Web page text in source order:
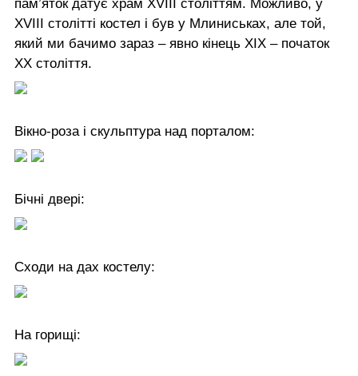
пам’яток датує храм XVIII століттям. Можливо, у
XVIII столітті костел і був у Млиниськах, але той,
який ми бачимо зараз – явно кінець ХІХ – початок
ХХ століття.
Вікно-роза і скульптура над порталом:
Бічні двері:
Сходи на дах костелу:
На горищі: